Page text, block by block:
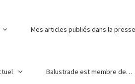
Mes articles publiés dans la presse
Balustrade est membre de…